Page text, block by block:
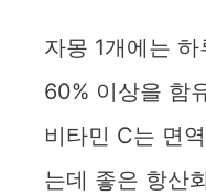
자몽 1개에는
60% 이상을 함
비타민 C는 면
는데 좋은 항산